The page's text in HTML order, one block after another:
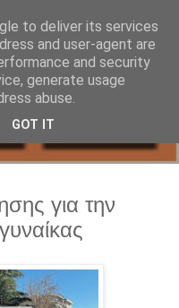
για την
to deliver its services
and user-agent are
and security
generate usage
abuse.
GOT IT